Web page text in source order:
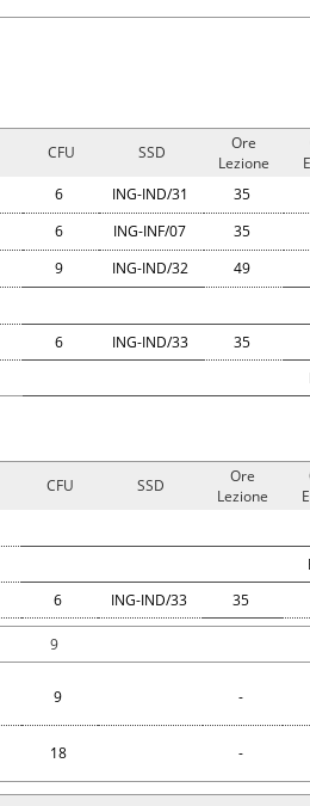
CFU SSD
Ore
Lezione
6 ING-IND/31 35
6 ING-INF/07 35
9 ING-IND/32 49
6 ING-IND/33 35
CFU SSD
Ore
Lezione
6 ING-IND/33 35
9
9 -
18 -